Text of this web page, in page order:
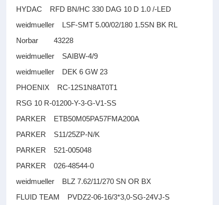
HYDAC RFD BN/HC 330 DAG 10 D 1.0 /-LED
weidmueller LSF-SMT 5.00/02/180 1.5SN BK RL
Norbar 43228
weidmueller SAIBW-4/9
weidmueller DEK 6 GW 23
PHOENIX RC-12S1N8AT0T1
RSG 10 R-01200-Y-3-G-V1-SS
PARKER ETB50M05PA57FMA200A
PARKER S11/25ZP-N/K
PARKER 521-005048
PARKER 026-48544-0
weidmueller BLZ 7.62/11/270 SN OR BX
FLUID TEAM PVDZ2-06-16/3*3,0-SG-24VJ-S